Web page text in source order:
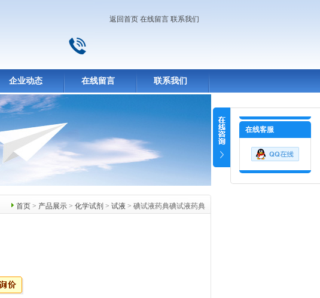
返回首页 在线留言 联系我们
企业动态 在线留言 联系我们
首页 > 产品展示 > 化学试剂 > 试液 > 碘试液药典碘试液药典
在线客服